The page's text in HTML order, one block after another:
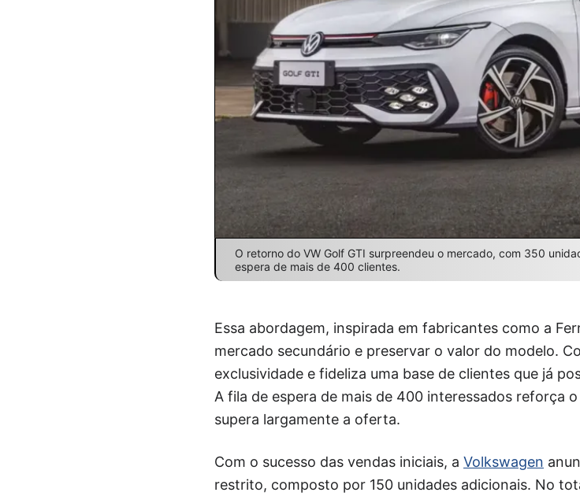
O retorno do VW Golf GTI surpreendeu o mercado, com 350
espera de mais de 400 clientes.
Essa abordagem, inspirada em fabricantes como a
mercado secundário e preservar o valor do modelo.
exclusividade e fideliza uma base de clientes que já
A fila de espera de mais de 400 interessados reforça
supera largamente a oferta.
Com o sucesso das vendas iniciais, a Volkswagen
restrito, composto por 150 unidades adicionais. No